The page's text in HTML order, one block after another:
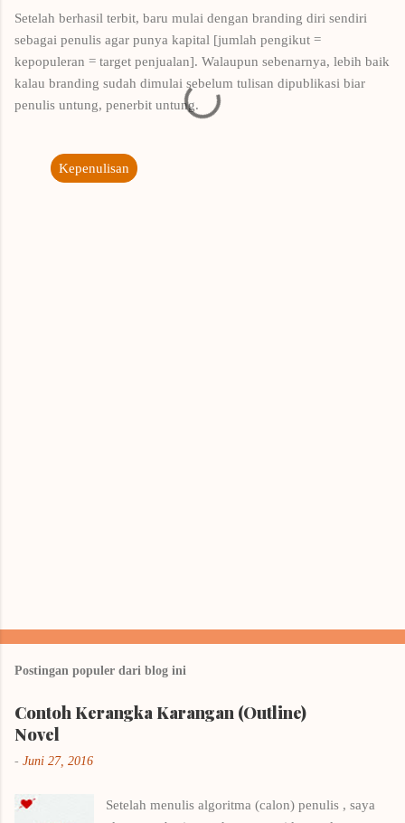
Setelah berhasil terbit, baru mulai dengan branding diri sendiri
sebagai penulis agar punya kapital [jumlah pengikut =
kepopuleran = target penjualan]. Walaupun sebenarnya, lebih baik
kalau branding sudah dimulai sebelum tulisan dipublikasi biar
penulis untung, penerbit untung.
Kepenulisan
Postingan populer dari blog ini
Contoh Kerangka Karangan (Outline)
Novel
- Juni 27, 2016
Setelah menulis algoritma (calon) penulis , saya